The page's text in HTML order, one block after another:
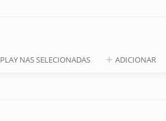
PLAY NAS SELECIONADAS ADICIONAR